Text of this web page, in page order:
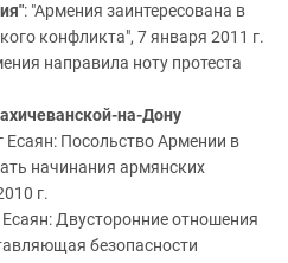
: "Армения заинтересована в
конфликта", 7 января 2011 г.
направила ноту протеста
на-Дону
Есаян: Посольство Армении в
начинания армянских
г.
Есаян: Двусторонние отношения
безопасности